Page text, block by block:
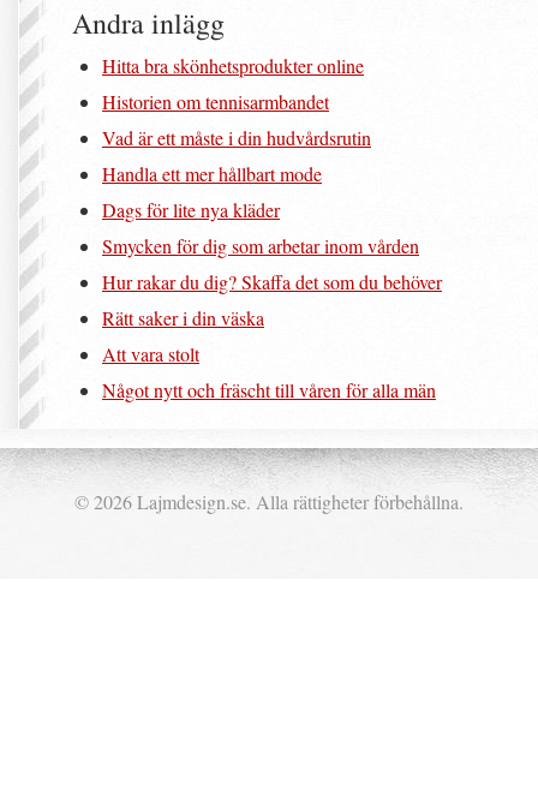
Andra inlägg
Hitta bra skönhetsprodukter online
Historien om tennisarmbandet
Vad är ett måste i din hudvårdsrutin
Handla ett mer hållbart mode
Dags för lite nya kläder
Smycken för dig som arbetar inom vården
Hur rakar du dig? Skaffa det som du behöver
Rätt saker i din väska
Att vara stolt
Något nytt och fräscht till våren för alla män
© 2026 Lajmdesign.se. Alla rättigheter förbehållna.